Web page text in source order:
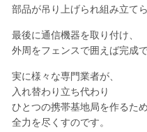
部品が吊り上げられ組み立てら
最後に通信機器を取り付け、
外周をフェンスで囲えば完成で
実に様々な専門業者が、
入れ替わり立ち代わり
ひとつの携帯基地局を作るため
全力を尽くすのです。